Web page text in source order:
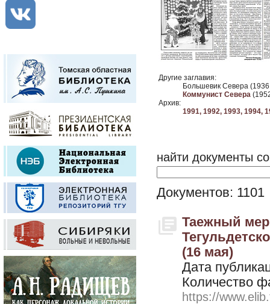
Другие заглавия:
Большевик Севера
Коммунист Севера
Архив:
1991, 1992, 1993, 1994,
найти документы
Документов: 1101
Таежный
(16 мая)
Дата
Количество
https://